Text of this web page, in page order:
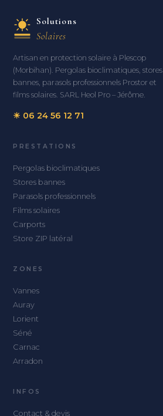
Solutions
Solaires
Artisan en protection solaire à Plescop
(Morbihan). Pergolas bioclimatiques, stores
bannes, parasols professionnels Prostor et
films solaires. SARL Heol Pro – Jérôme.
☀ 06 24 56 12 71
PRESTATIONS
Pergolas bioclimatiques
Stores bannes
Parasols professionnels
Films solaires
Carports
Store ZIP latéral
ZONES
Vannes
Auray
Lorient
Séné
Carnac
Arradon
INFOS
Contact & devis